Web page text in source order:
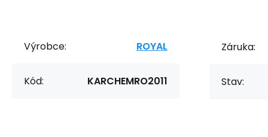
Výrobce: ROYAL
Kód: KARCHEMRO2011
Záruka:
Stav: